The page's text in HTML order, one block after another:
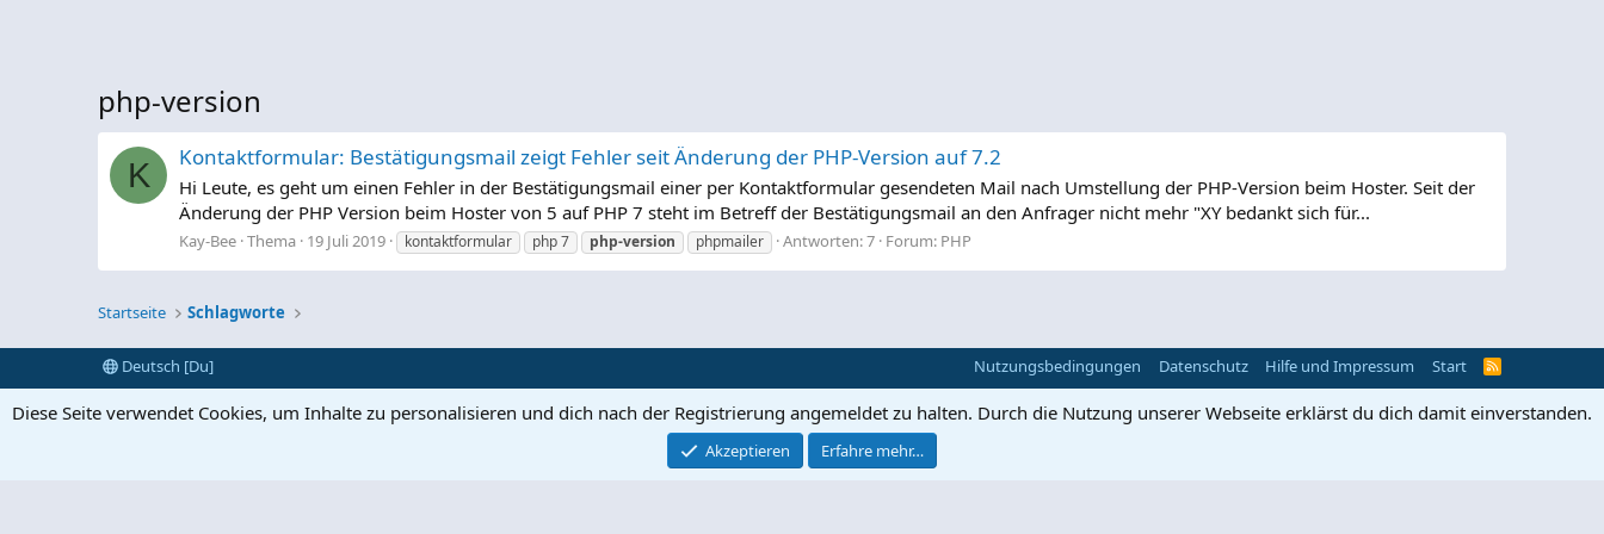
php-version
K Kontaktformular: Bestätigungsmail zeigt Fehler seit Änderung der PHP-Version auf 7.2
Hi Leute, es geht um einen Fehler in der Bestätigungsmail einer per Kontaktformular gesendeten Mail nach Umstellung der PHP-Version beim Hoster. Seit der
Änderung der PHP Version beim Hoster von 5 auf PHP 7 steht im Betreff der Bestätigungsmail an den Anfrager nicht mehr "XY bedankt sich für...
Kay-Bee Thema 19 Juli 2019 kontaktformular php 7 php-version phpmailer Antworten: 7 Forum: PHP
Startseite Schlagworte
Deutsch [Du] Nutzungsbedingungen Datenschutz Hilfe und Impressum Start
R
Diese Seite verwendet Cookies, um Inhalte zu personalisieren und dich nach der Registrierung angemeldet zu halten. Durch die Nutzung unserer Webseite erklärst du dich damit einverstanden.
Akzeptieren Erfahre mehr…